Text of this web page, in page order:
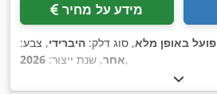
מידע על מחיר
פועל באופן מלא, סוג דלק: היברידי, צבע:
אחר, שנת ייצור: 2026 ,